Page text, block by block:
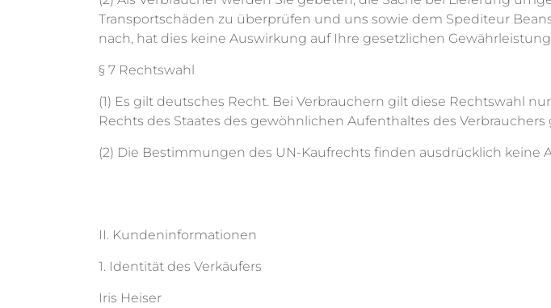
Transportschäden zu überprüfen und uns sowie dem Spediteur
nach, hat dies keine Auswirkung auf Ihre gesetzlichen
§ 7 Rechtswahl
(1) Es gilt deutsches Recht. Bei Verbrauchern gilt diese Rechtswahl
Rechts des Staates des gewöhnlichen Aufenthaltes des
(2) Die Bestimmungen des UN-Kaufrechts finden ausdrücklich keine
II. Kundeninformationen
1. Identität des Verkäufers
Iris Heiser